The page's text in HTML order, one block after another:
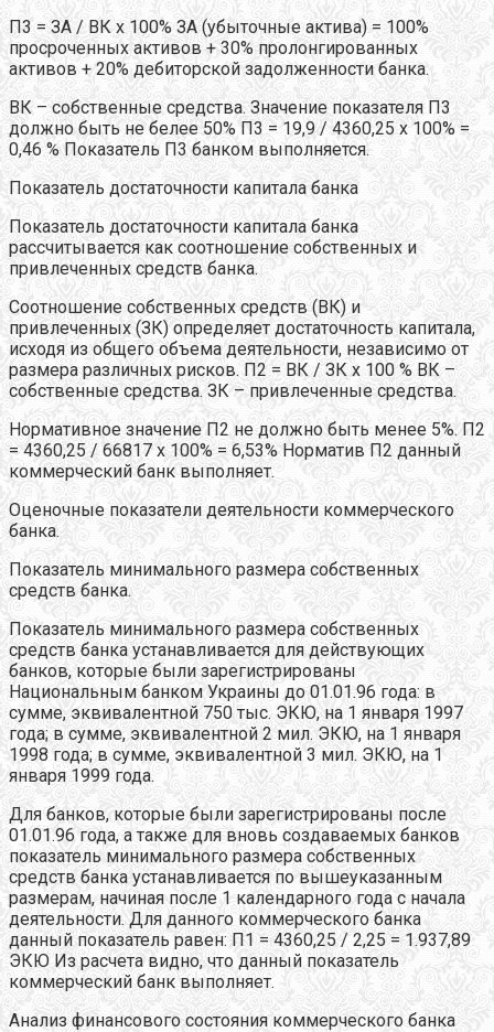
П3 = ЗА / ВК х 100% ЗА (убыточные актива) = 100%
просроченных активов + 30% пролонгированных
активов + 20% дебиторской задолженности банка.
ВК – собственные средства. Значение показателя П3
должно быть не белее 50% П3 = 19,9 / 4360,25 х 100% =
0,46 % Показатель П3 банком выполняется.
Показатель достаточности капитала банка
Показатель достаточности капитала банка
рассчитывается как соотношение собственных и
привлеченных средств банка.
Соотношение собственных средств (ВК) и
привлеченных (ЗК) определяет достаточность капитала,
исходя из общего объема деятельности, независимо от
размера различных рисков. П2 = ВК / ЗК х 100 % ВК –
собственные средства. ЗК – привлеченные средства.
Нормативное значение П2 не должно быть менее 5%. П2
= 4360,25 / 66817 х 100% = 6,53% Норматив П2 данный
коммерческий банк выполняет.
Оценочные показатели деятельности коммерческого
банка.
Показатель минимального размера собственных
средств банка.
Показатель минимального размера собственных
средств банка устанавливается для действующих
банков, которые были зарегистрированы
Национальным банком Украины до 01.01.96 года: в
сумме, эквивалентной 750 тыс. ЭКЮ, на 1 января 1997
года; в сумме, эквивалентной 2 мил. ЭКЮ, на 1 января
1998 года; в сумме, эквивалентной 3 мил. ЭКЮ, на 1
января 1999 года.
Для банков, которые были зарегистрированы после
01.01.96 года, а также для вновь создаваемых банков
показатель минимального размера собственных
средств банка устанавливается по вышеуказанным
размерам, начиная после 1 календарного года с начала
деятельности. Для данного коммерческого банка
данный показатель равен: П1 = 4360,25 / 2,25 = 1.937,89
ЭКЮ Из расчета видно, что данный показатель
коммерческий банк выполняет.
Анализ финансового состояния коммерческого банка